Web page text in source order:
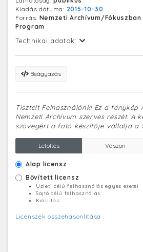
Kiadás dátuma: 2015-10-30
Forrás: Nemzeti Archívum/
Program
Technikai adatok:
Beágyazás
Tisztelt Felhasználónk! Ez a fénykép
Nemzeti Archívum szerves részét. A
szövegért a fotó készítője vállalja a
Letöltés Vászon
Alap licensz
Bővített licensz
Üzleti célú felhasználás egyes esetei
Sajtó célú felhasználás
Kiállítás
Licenszek összehasonlítása